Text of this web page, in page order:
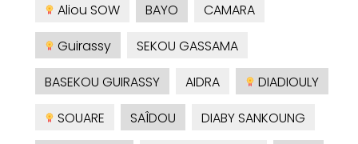
Aliou SOW
BAYO
CAMARA
Guirassy
SEKOU GASSAMA
BASEKOU GUIRASSY
AIDRA
DIADIOULY
SOUARE
SAÎDOU
DIABY SANKOUNG